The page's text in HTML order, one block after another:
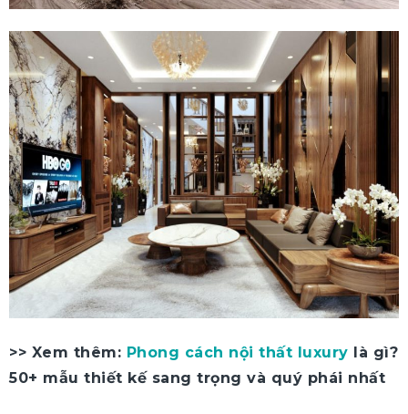
>> Xem thêm: Phong cách nội thất luxury là gì?
50+ mẫu thiết kế sang trọng và quý phái nhất